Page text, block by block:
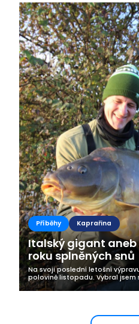
Příběhy Kaprařina
Italský gigant
roku splněných snů
Na svoji poslední letošní
polovině listopadu. Vybral jsem
jezero, na kterém jsem nikdy
zemi gurmánů a...